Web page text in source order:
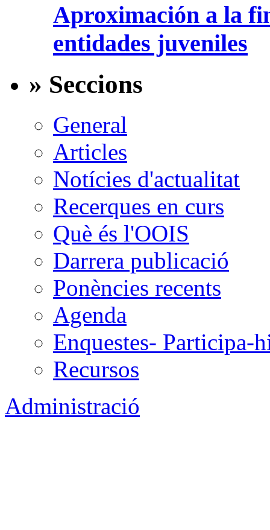
Aproximación a la
entidades juveniles
» Seccions
General
Articles
Notícies d'actualitat
Recerques en curs
Què és l'OOIS
Darrera publicació
Ponències recents
Agenda
Enquestes- Participa-
Recursos
Administració